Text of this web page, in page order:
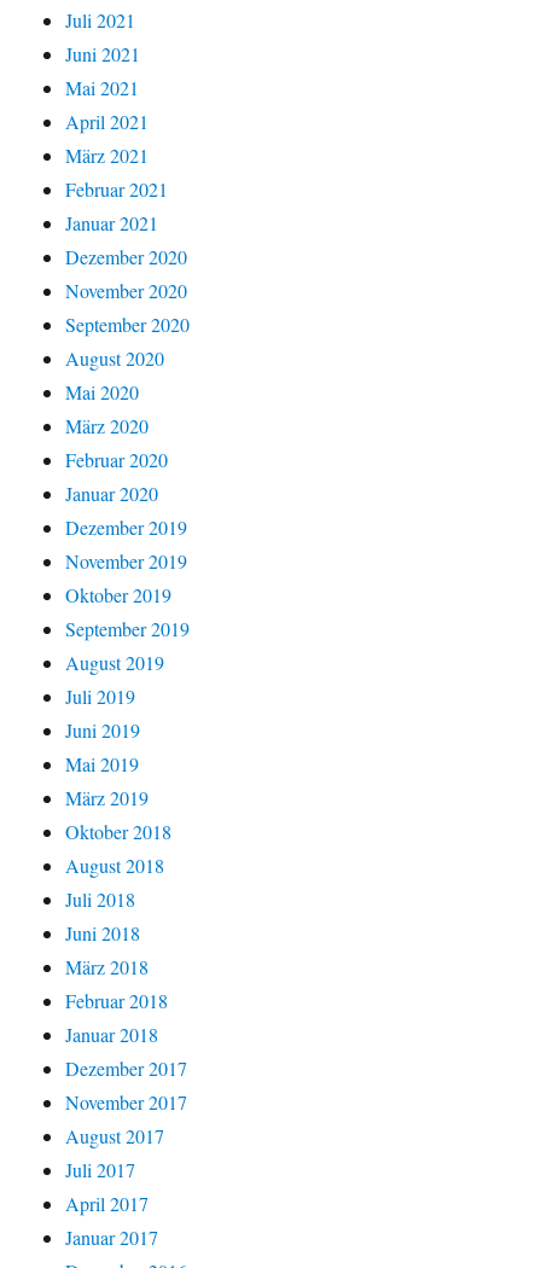
Juli 2021
Juni 2021
Mai 2021
April 2021
März 2021
Februar 2021
Januar 2021
Dezember 2020
November 2020
September 2020
August 2020
Mai 2020
März 2020
Februar 2020
Januar 2020
Dezember 2019
November 2019
Oktober 2019
September 2019
August 2019
Juli 2019
Juni 2019
Mai 2019
März 2019
Oktober 2018
August 2018
Juli 2018
Juni 2018
März 2018
Februar 2018
Januar 2018
Dezember 2017
November 2017
August 2017
Juli 2017
April 2017
Januar 2017